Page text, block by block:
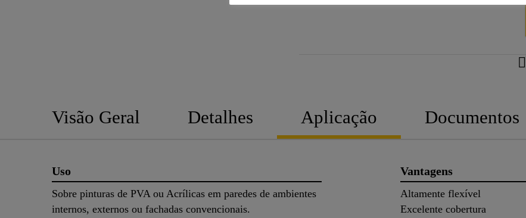
Visão Geral Detalhes Aplicação Documentos
Uso
Sobre pinturas de PVA ou Acrílicas em paredes de ambientes
internos, externos ou fachadas convencionais.
Vantagens
Altamente flexível
Excelente cobertura